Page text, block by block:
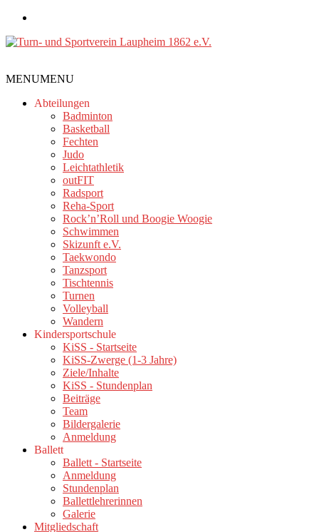
Zum
springen
und
Sportverein
Laupheim
MENUMENU
Abteilungen
Badminton
Basketball
Fechten
Judo
Leichtathletik
outFIT
Radsport
Reha-Sport
Rock’n’Roll und Boogie Woogie
Schwimmen
Skizunft e.V.
Taekwondo
Tanzsport
Tischtennis
Turnen
Volleyball
Wandern
Kindersportschule
KiSS - Startseite
KiSS-Zwerge (1-3 Jahre)
Ziele/Inhalte
KiSS - Stundenplan
Beiträge
Team
Bildergalerie
Anmeldung
Ballett
Ballett - Startseite
Anmeldung
Stundenplan
Ballettlehrerinnen
Galerie
Mitgliedschaft